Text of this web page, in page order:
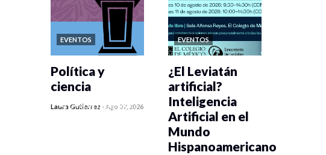
EVENTOS
0 veces compartido
Política y
ciencia
Laura Gutiérrez -Ago 07, 2026
EVENTOS
¿El Leviatán
artificial?
Inteligencia
Artificial en el
Mundo
Hispanoamericano